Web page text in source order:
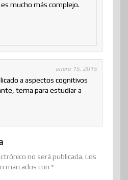
mucho más complejo.
enero 15, 2015
a aspectos cognitivos
tema para estudiar a
no será publicada. Los
marcados con *